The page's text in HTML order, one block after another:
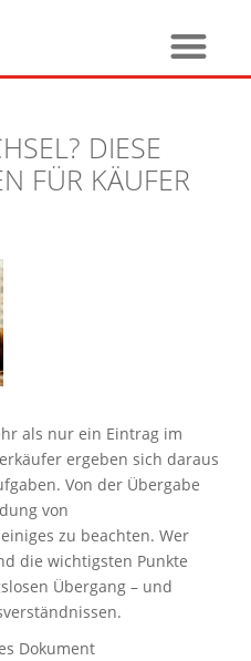
DIESE
FÜR KÄUFER
als nur ein Eintrag im
ergeben sich daraus
Von der Übergabe
von
zu beachten. Wer
die wichtigsten Punkte
Übergang – und
Dokument